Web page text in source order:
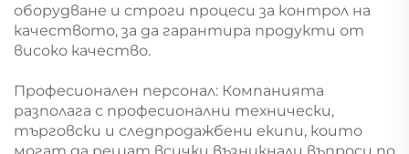
оборудване и строги процеси за контрол на
качеството, за да гарантира продукти от
високо качество.
Професионален персонал: Компанията
разполага с професионални технически,
търговски и следпродажбени екипи, които